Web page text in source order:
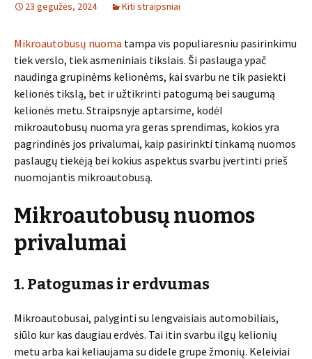
23 gegužės, 2024 Kiti straipsniai
Mikroautobusų nuoma tampa vis populiaresniu pasirinkimu
tiek verslo, tiek asmeniniais tikslais. Ši paslauga ypač
naudinga grupinėms kelionėms, kai svarbu ne tik pasiekti
kelionės tikslą, bet ir užtikrinti patogumą bei saugumą
kelionės metu. Straipsnyje aptarsime, kodėl
mikroautobusų nuoma yra geras sprendimas, kokios yra
pagrindinės jos privalumai, kaip pasirinkti tinkamą nuomos
paslaugų tiekėją bei kokius aspektus svarbu įvertinti prieš
nuomojantis mikroautobusą.
Mikroautobusų nuomos
privalumai
1. Patogumas ir erdvumas
Mikroautobusai, palyginti su lengvaisiais automobiliais,
siūlo kur kas daugiau erdvės. Tai itin svarbu ilgų kelionių
metu arba kai keliaujama su didele grupe žmonių. Keleiviai